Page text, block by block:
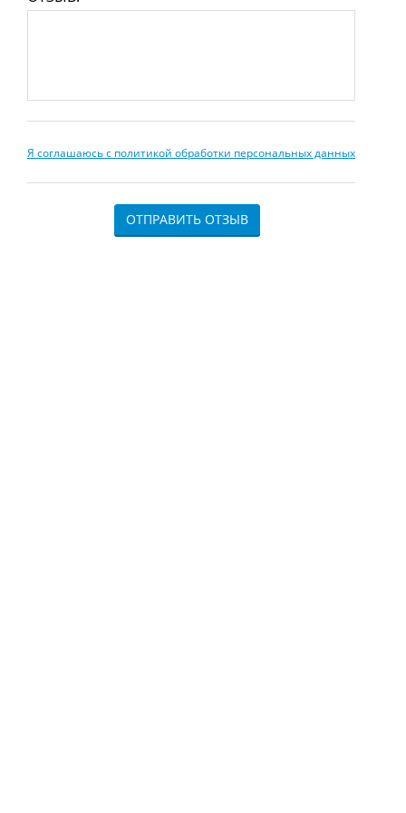
Я соглашаюсь с политикой обработки персональных данных
ОТПРАВИТЬ ОТЗЫВ